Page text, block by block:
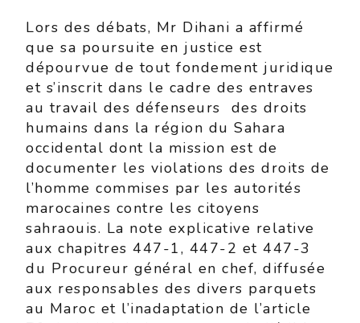
Lors des débats, Mr Dihani a affirmé
que sa poursuite en justice est
dépourvue de tout fondement juridique
et s’inscrit dans le cadre des entraves
au travail des défenseurs des droits
humains dans la région du Sahara
occidental dont la mission est de
documenter les violations des droits de
l’homme commises par les autorités
marocaines contre les citoyens
sahraouis. La note explicative relative
aux chapitres 447-1, 447-2 et 447-3
du Procureur général en chef, diffusée
aux responsables des divers parquets
au Maroc et l’inadaptation de l’article